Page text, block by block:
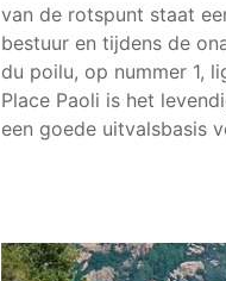
van de rotspunt staat
bestuur en tijdens de
du poilu, op nummer 1,
Place Paoli is het
een goede uitvalsbasis